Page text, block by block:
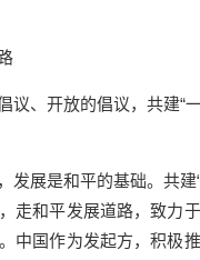
议、开放的倡议，共建“
发展是和平的基础。共
走和平发展道路，致力
中国作为发起方，积极